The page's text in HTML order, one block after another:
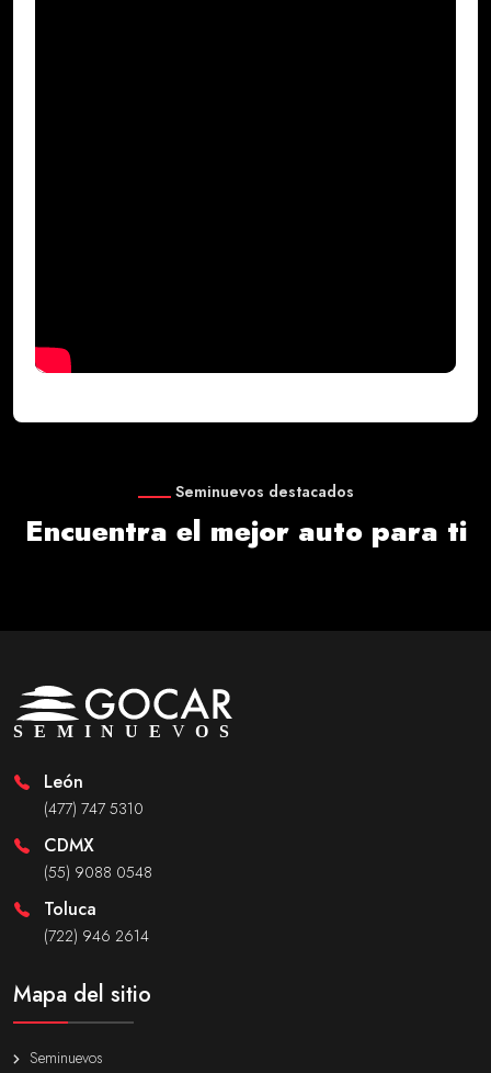
Seminuevos destacados
Encuentra el mejor auto para ti
León
(477) 747 5310
CDMX
(55) 9088 0548
Toluca
(722) 946 2614
Mapa del sitio
Seminuevos